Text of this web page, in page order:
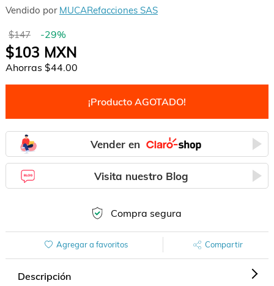
Vendido por MUCARefacciones SAS
$147 -29%
$103 MXN
Ahorras $44.00
¡Producto AGOTADO!
Vender en
Visita nuestro Blog
Compra segura
Agregar a favoritos Compartir
Descripción